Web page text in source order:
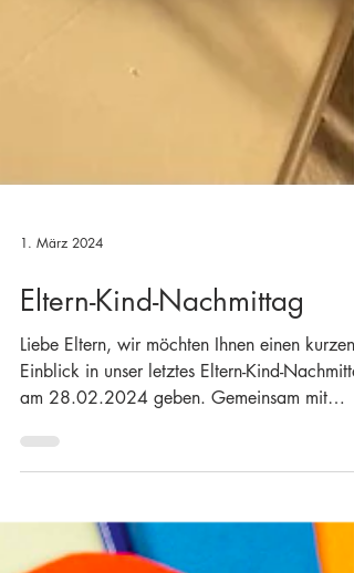
1. März 2024
Eltern-Kind-Nachmittag
Liebe Eltern, wir möchten Ihnen einen kurzen
Einblick in unser letztes Eltern-Kind-